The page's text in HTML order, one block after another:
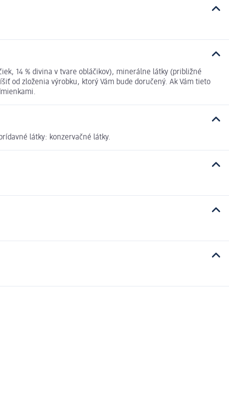
14 % divina v tvare obláčikov), minerálne látky (približné
od zloženia výrobku, ktorý Vám bude doručený. Ak Vám tieto
látky: konzervačné látky.